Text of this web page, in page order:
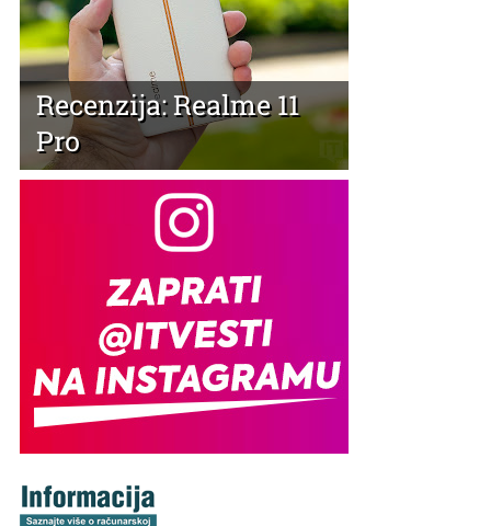
Recenzija: Realme 11
Pro